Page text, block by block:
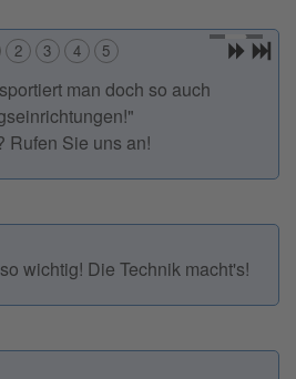
2 3 4 5
man doch so auch
Rufen Sie uns an!
wichtig! Die Technik macht's!